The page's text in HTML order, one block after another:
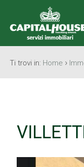
Ti trovi in: Home ›